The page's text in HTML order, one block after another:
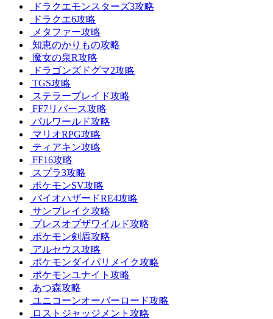
ドラクエモンスターズ3攻略
ドラクエ6攻略
メタファー攻略
知恵のかりもの攻略
魔女の泉R攻略
ドラゴンズドグマ2攻略
TGS攻略
ステラーブレイド攻略
FF7リバース攻略
パルワールド攻略
マリオRPG攻略
ティアキン攻略
FF16攻略
スプラ3攻略
ポケモンSV攻略
バイオハザードRE4攻略
サンブレイク攻略
ブレスオブザワイルド攻略
ポケモン剣盾攻略
アルセウス攻略
ポケモンダイパリメイク攻略
ポケモンユナイト攻略
あつ森攻略
ユニコーンオーバーロード攻略
ロストジャッジメント攻略